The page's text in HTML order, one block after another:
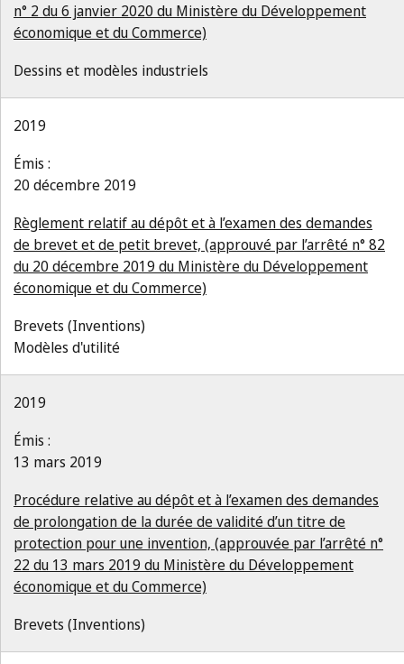
n° 2 du 6 janvier 2020 du Ministère du Développement
économique et du Commerce)
Dessins et modèles industriels
2019
Émis :
20 décembre 2019
Règlement relatif au dépôt et à l’examen des demandes
de brevet et de petit brevet, (approuvé par l’arrêté n° 82
du 20 décembre 2019 du Ministère du Développement
économique et du Commerce)
Brevets (Inventions)
Modèles d'utilité
2019
Émis :
13 mars 2019
Procédure relative au dépôt et à l’examen des demandes
de prolongation de la durée de validité d’un titre de
protection pour une invention, (approuvée par l’arrêté n°
22 du 13 mars 2019 du Ministère du Développement
économique et du Commerce)
Brevets (Inventions)